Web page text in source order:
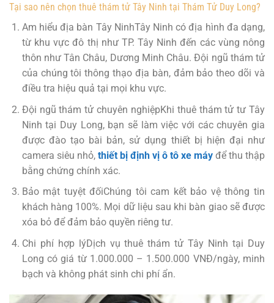
Tại sao nên chọn thuê thám tử Tây Ninh tại Thám Tử Duy Long?
Am hiểu địa bàn Tây NinhTây Ninh có địa hình đa dạng,
từ khu vực đô thị như TP. Tây Ninh đến các vùng nông
thôn như Tân Châu, Dương Minh Châu. Đội ngũ thám tử
của chúng tôi thông thạo địa bàn, đảm bảo theo dõi và
điều tra hiệu quả tại mọi khu vực.
Đội ngũ thám tử chuyên nghiệpKhi thuê thám tử tư Tây
Ninh tại Duy Long, bạn sẽ làm việc với các chuyên gia
được đào tạo bài bản, sử dụng thiết bị hiện đại như
camera siêu nhỏ, thiết bị định vị ô tô xe máyđể thu thập
bằng chứng chính xác.
Bảo mật tuyệt đốiChúng tôi cam kết bảo vệ thông tin
khách hàng 100%. Mọi dữ liệu sau khi bàn giao sẽ được
xóa bỏ để đảm bảo quyền riêng tư.
Chi phí hợp lýDịch vụ thuê thám tử Tây Ninh tại Duy
Long có giá từ 1.000.000 – 1.500.000 VNĐ/ngày, minh
bạch và không phát sinh chi phí ẩn.